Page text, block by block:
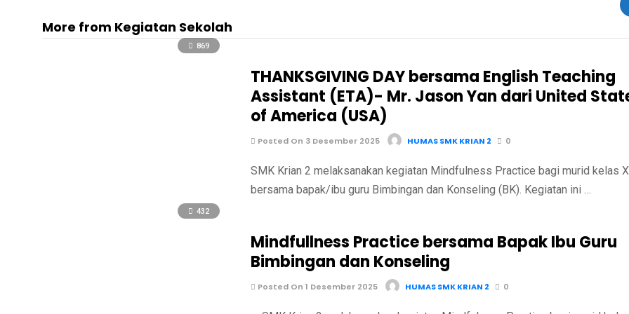
More from Kegiatan Sekolah
869
THANKSGIVING DAY bersama English Teaching
Assistant (ETA)- Mr. Jason Yan dari United
of America (USA)
Posted On 3 Desember 2025 HUMAS SMK KRIAN 2 0
SMK Krian 2 melaksanakan kegiatan Mindfulness Practice bagi murid kelas
bersama bapak/ibu guru Bimbingan dan Konseling (BK). Kegiatan ini …
432
Mindfullness Practice bersama Bapak Ibu Guru
Bimbingan dan Konseling
Posted On 1 Desember 2025 HUMAS SMK KRIAN 2 0